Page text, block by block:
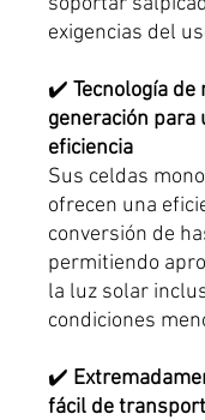
exigencias del
✔️ Tecnología de
generación para
eficiencia
Sus celdas
ofrecen una
conversión de
permitiendo
la luz solar
condiciones
✔️
fácil de